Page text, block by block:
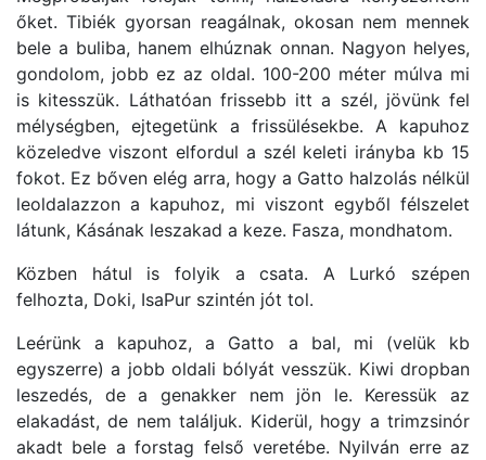
őket. Tibiék gyorsan reagálnak, okosan nem mennek
bele a buliba, hanem elhúznak onnan. Nagyon helyes,
gondolom, jobb ez az oldal. 100-200 méter múlva mi
is kitesszük. Láthatóan frissebb itt a szél, jövünk fel
mélységben, ejtegetünk a frissülésekbe. A kapuhoz
közeledve viszont elfordul a szél keleti irányba kb 15
fokot. Ez bőven elég arra, hogy a Gatto halzolás nélkül
leoldalazzon a kapuhoz, mi viszont egyből félszelet
látunk, Kásának leszakad a keze. Fasza, mondhatom.
Közben hátul is folyik a csata. A Lurkó szépen
felhozta, Doki, IsaPur szintén jót tol.
Leérünk a kapuhoz, a Gatto a bal, mi (velük kb
egyszerre) a jobb oldali bólyát vesszük. Kiwi dropban
leszedés, de a genakker nem jön le. Keressük az
elakadást, de nem találjuk. Kiderül, hogy a trimzsinór
akadt bele a forstag felső veretébe. Nyilván erre az